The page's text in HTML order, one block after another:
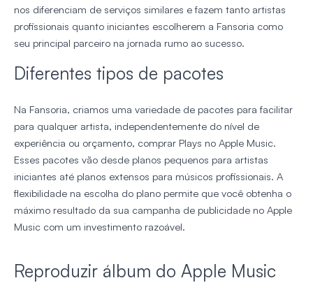
nos diferenciam de serviços similares e fazem tanto artistas
profissionais quanto iniciantes escolherem a Fansoria como
seu principal parceiro na jornada rumo ao sucesso.
Diferentes tipos de pacotes
Na Fansoria, criamos uma variedade de pacotes para facilitar
para qualquer artista, independentemente do nível de
experiência ou orçamento, comprar Plays no Apple Music.
Esses pacotes vão desde planos pequenos para artistas
iniciantes até planos extensos para músicos profissionais. A
flexibilidade na escolha do plano permite que você obtenha o
máximo resultado da sua campanha de publicidade no Apple
Music com um investimento razoável.
Reproduzir álbum do Apple Music